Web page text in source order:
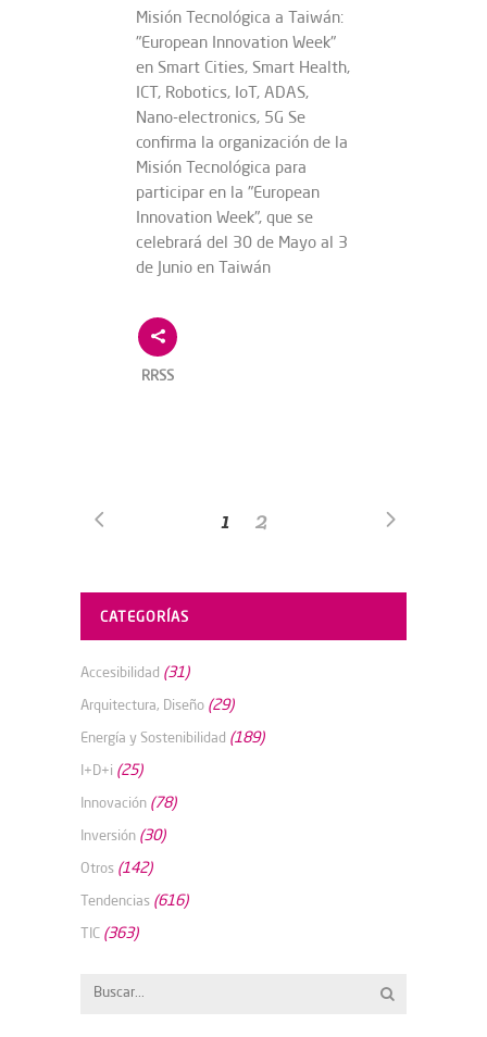
Misión Tecnológica a Taiwán:
"European Innovation Week"
en Smart Cities, Smart Health,
ICT, Robotics, IoT, ADAS,
Nano-electronics, 5G Se
confirma la organización de la
Misión Tecnológica para
participar en la "European
Innovation Week", que se
celebrará del 30 de Mayo al 3
de Junio en Taiwán
RRSS
1 2
CATEGORÍAS
Accesibilidad (31)
Arquitectura, Diseño (29)
Energía y Sostenibilidad (189)
I+D+i (25)
Innovación (78)
Inversión (30)
Otros (142)
Tendencias (616)
TIC (363)